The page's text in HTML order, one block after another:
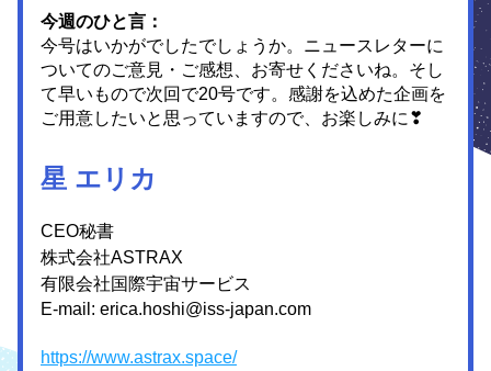
今週のひと言：
今号はいかがでしたでしょうか。ニュースレターに
ついてのご意見・ご感想、お寄せくださいね。そし
て早いもので次回で20号です。感謝を込めた企画を
ご用意したいと思っていますので、お楽しみに❣
星 エリカ
CEO秘書
株式会社ASTRAX
有限会社国際宇宙サービス
E-mail: erica.hoshi@iss-japan.com
https://www.astrax.space/